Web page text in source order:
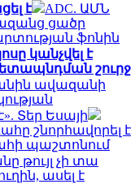
է
ADC. ԱՄՆ
ցածր
ֆոնին
կանչվել է
շուրջ
ավազանի
Տեր Եսայի
շնորհավորել է
պաշտոնում
թույլ չի տա
ասել է